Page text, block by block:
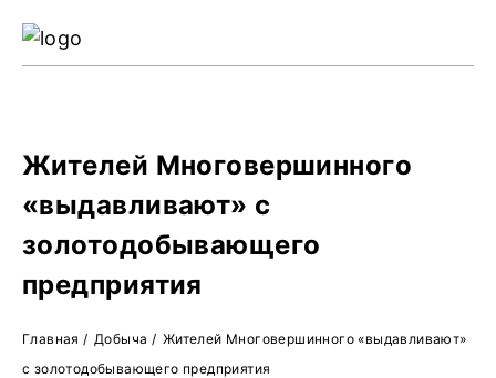
Жителей Многовершинного
«выдавливают» с
золотодобывающего
предприятия
Главная / Добыча / Жителей Многовершинного «выдавливают»
с золотодобывающего предприятия